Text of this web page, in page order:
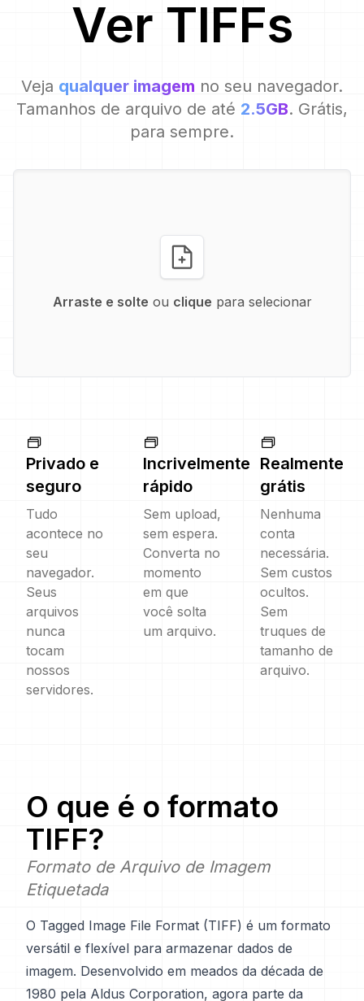
Ver TIFFs
Veja qualquer imagem no seu navegador.
Tamanhos de arquivo de até 2.5GB. Grátis,
para sempre.
Arraste e solte ou clique para selecionar
Privado e
seguro
Tudo
acontece no
seu
navegador.
Seus
arquivos
nunca
tocam
nossos
servidores.
Incrivelmente
rápido
Sem upload,
sem espera.
Converta no
momento
em que
você solta
um arquivo.
Realmente
grátis
Nenhuma
conta
necessária.
Sem custos
ocultos.
Sem
truques de
tamanho de
arquivo.
O que é o formato
TIFF?
Formato de Arquivo de Imagem
Etiquetada
O Tagged Image File Format (TIFF) é um formato
versátil e flexível para armazenar dados de
imagem. Desenvolvido em meados da década de
1980 pela Aldus Corporation, agora parte da